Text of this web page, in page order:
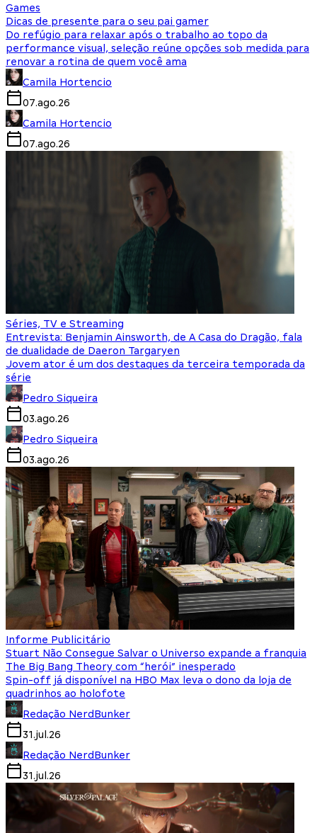
Games
Dicas de presente para o seu pai gamer
Do refúgio para relaxar após o trabalho ao topo da
performance visual, seleção reúne opções sob medida para
renovar a rotina de quem você ama
Camila Hortencio
07.ago.26
Camila Hortencio
07.ago.26
Séries, TV e Streaming
Entrevista: Benjamin Ainsworth, de A Casa do Dragão, fala
de dualidade de Daeron Targaryen
Jovem ator é um dos destaques da terceira temporada da
série
Pedro Siqueira
03.ago.26
Pedro Siqueira
03.ago.26
Informe Publicitário
Stuart Não Consegue Salvar o Universo expande a franquia
The Big Bang Theory com “herói” inesperado
Spin-off já disponível na HBO Max leva o dono da loja de
quadrinhos ao holofote
Redação NerdBunker
31.jul.26
Redação NerdBunker
31.jul.26